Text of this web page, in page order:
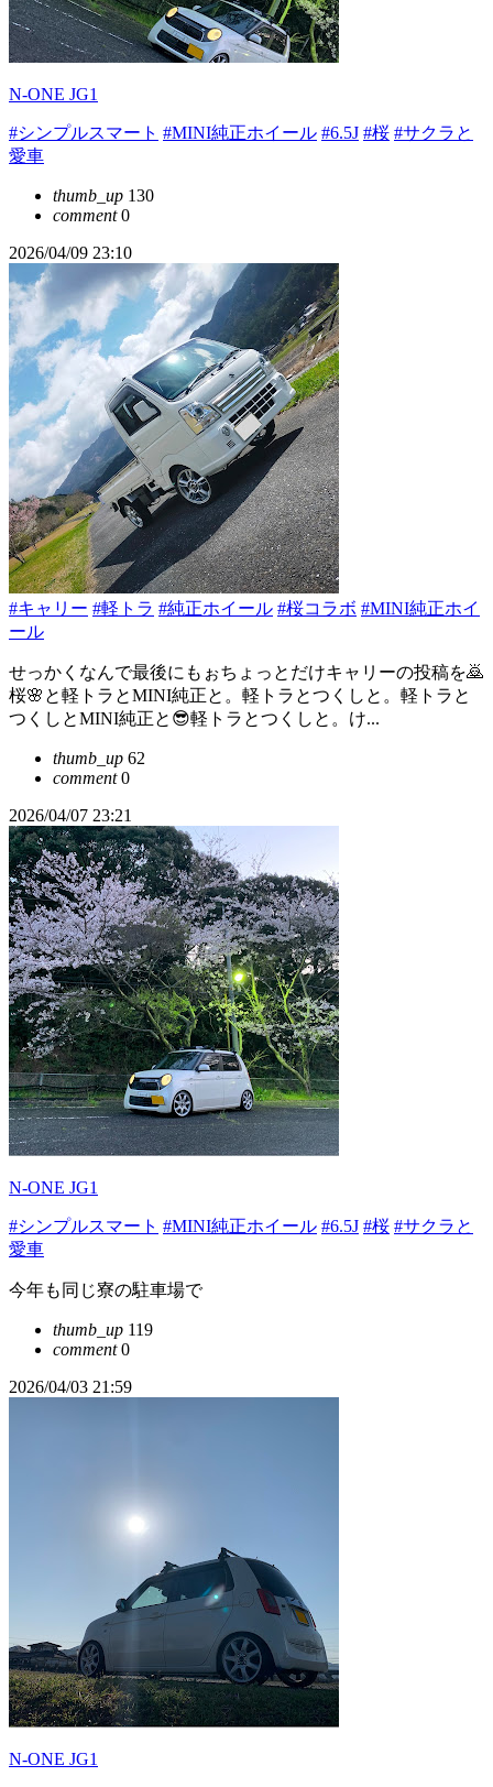
N-ONE JG1
#シンプルスマート #MINI純正ホイール #6.5J #桜 #サクラと
愛車
thumb_up 130
comment0
2026/04/09 23:10
#キャリー #軽トラ #純正ホイール #桜コラボ #MINI純正ホイ
ール
せっかくなんで最後にもぉちょっとだけキャリーの投稿を🙇
桜🌸と軽トラとMINI純正と。軽トラとつくしと。軽トラと
つくしとMINI純正と😎軽トラとつくしと。け...
thumb_up 62
comment0
2026/04/07 23:21
N-ONE JG1
#シンプルスマート #MINI純正ホイール #6.5J #桜 #サクラと
愛車
今年も同じ寮の駐車場で
thumb_up 119
comment0
2026/04/03 21:59
N-ONE JG1